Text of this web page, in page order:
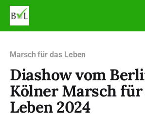
Marsch für das Leben
Diashow vom
Kölner Marsch für
Leben 2024